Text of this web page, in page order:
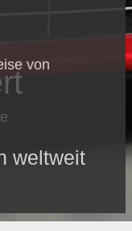
von
weltweit